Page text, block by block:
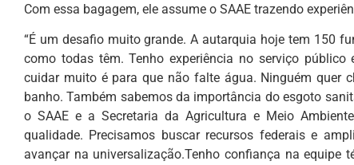
Com essa bagagem, ele assume o SAAE trazendo
“É um desafio muito grande. A autarquia hoje tem 150
como todas têm. Tenho experiência no serviço
cuidar muito é para que não falte água. Ninguém quer
banho. Também sabemos da importância do esgoto
o SAAE e a Secretaria da Agricultura e Meio
qualidade. Precisamos buscar recursos federais e
avançar na universalização.Tenho confiança na